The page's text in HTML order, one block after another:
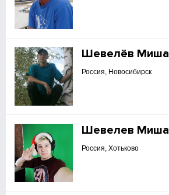
Шевелёв Миша
Россия, Новосибирск
Шевелев Миша
Россия, Хотьково